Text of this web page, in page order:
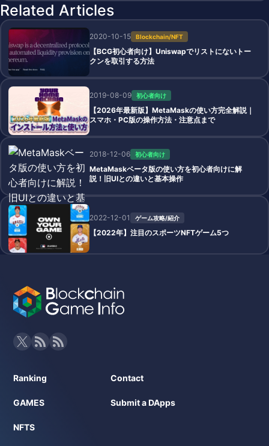
Related Articles
2020-10-15 Blockchain/NFT
【BCG初心者向け】Uniswapでリストにないトー
クンを取引する方法
2019-08-09 初心者向け
【2026年最新版】MetaMaskの使い方完全解説｜
スマホ・PC版の操作方法・注意点まで
2018-12-06 初心者向け
MetaMaskベータ版の使い方を初心者向けに解
説！旧UIとの違いと基本操作
2022-12-01 ゲーム攻略/紹介
【2022年】注目のスポーツNFTゲーム5つ
Ranking
GAMES
NFTS
Contact
Submit a DApps